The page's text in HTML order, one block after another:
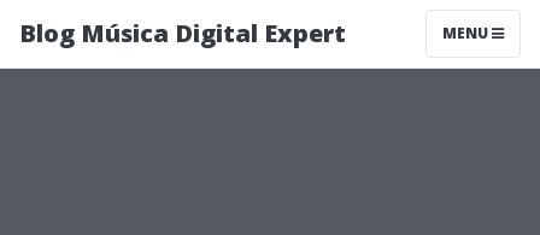
Blog Música Digital Expert MENU